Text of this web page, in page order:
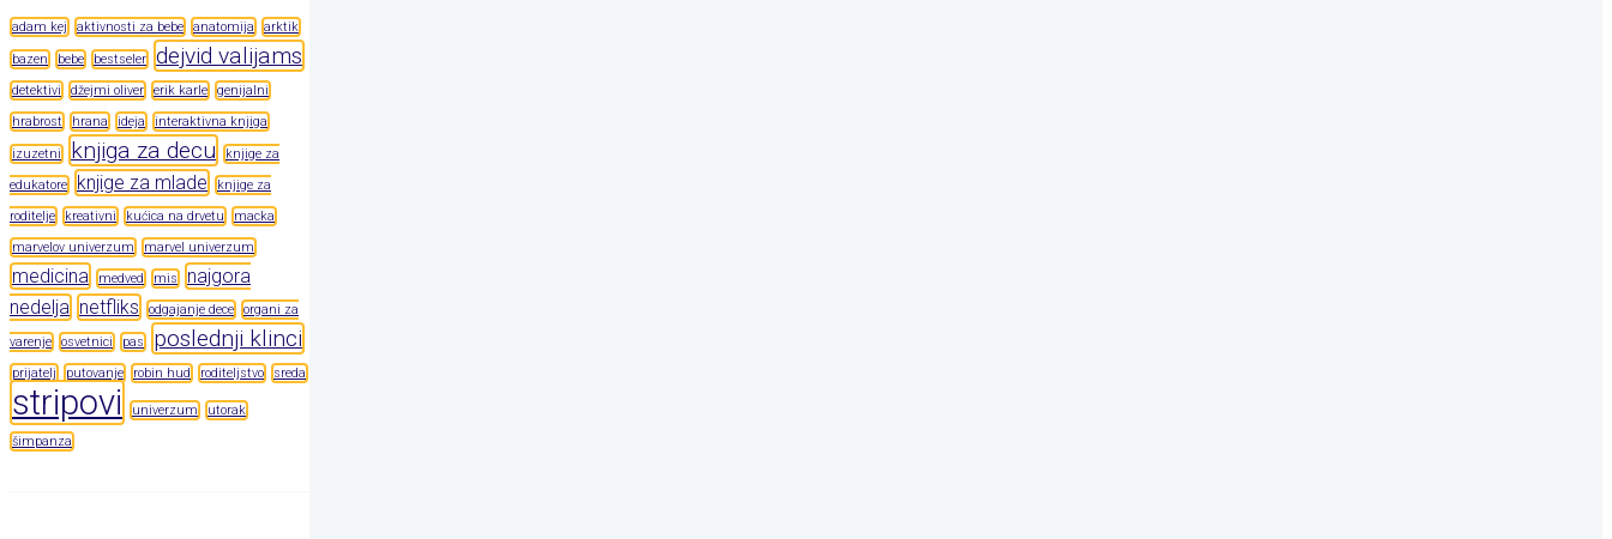
adam kej aktivnosti za bebe anatomija arktik
bazen bebe bestseler dejvid valijams
detektivi džejmi oliver erik karle
genijalni
hrabrost
hrana ideja interaktivna knjiga
izuzetni knjiga za decu
knjige za
edukatore
knjige za mlade
knjige za
roditelje
kreativni kućica na drvetu
macka
marvelov univerzum
marvel univerzum
medicina medved mis
najgora
nedelja netfliks odgajanje dece organi za
varenje osvetnici pas poslednji klinci
prijatelj putovanje robin hud roditeljstvo sreda
stripovi univerzum
utorak
šimpanza